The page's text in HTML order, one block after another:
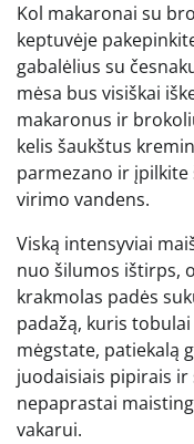
Kol makaronai su
keptuvėje
gabalėlius su
mėsa bus visiškai
makaronus ir
kelis šaukštus
parmezano ir
virimo vandens.
Viską intensyviai
nuo šilumos ištirps,
krakmolas padės
padažą, kuris
mėgstate, patiekalą
juodaisiais pipirais ir
nepaprastai
vakarui.